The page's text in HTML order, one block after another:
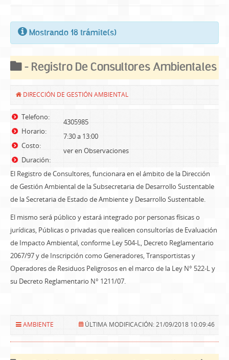
Mostrando 18 trámite(s)
- Registro De Consultores Ambientales
DIRECCIÓN DE GESTIÓN AMBIENTAL
Telefono:
Horario:
Costo:
Duración:
4305985
7:30 a 13:00
ver en Observaciones
El Registro de Consultores, funcionara en el ámbito de la Dirección
de Gestión Ambiental de la Subsecretaria de Desarrollo Sustentable
de la Secretaria de Estado de Ambiente y Desarrollo Sustentable.
El mismo será público y estará integrado por personas físicas o
jurídicas, Públicas o privadas que realicen consultorías de Evaluación
de Impacto Ambiental, conforme Ley 504-L, Decreto Reglamentario
2067/97 y de Inscripción como Generadores, Transportistas y
Operadores de Residuos Peligrosos en el marco de la Ley N° 522-L y
su Decreto Reglamentario N° 1211/07.
AMBIENTE ÚLTIMA MODIFICACIÓN: 21/09/2018 10:09:46